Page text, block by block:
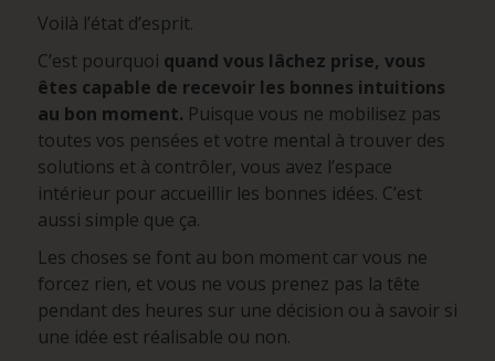
Voilà l’état d’esprit.
C’est pourquoi quand vous lâchez prise, vous
êtes capable de recevoir les bonnes intuitions
au bon moment. Puisque vous ne mobilisez pas
toutes vos pensées et votre mental à trouver des
solutions et à contrôler, vous avez l’espace
intérieur pour accueillir les bonnes idées. C’est
aussi simple que ça.
Les choses se font au bon moment car vous ne
forcez rien, et vous ne vous prenez pas la tête
pendant des heures sur une décision ou à savoir si
une idée est réalisable ou non.